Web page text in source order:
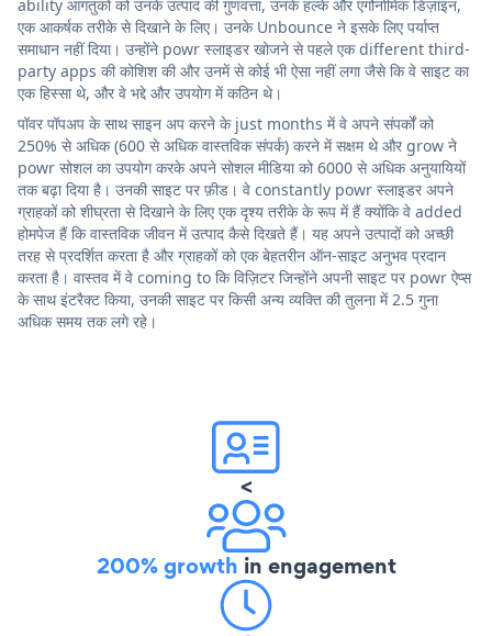
ability आगंतुकों को उनके उत्पाद की गुणवत्ता, उनके हल्के और एर्गोनोमिक डिज़ाइन,
एक आकर्षक तरीके से दिखाने के लिए। उनके Unbounce ने इसके लिए पर्याप्त
समाधान नहीं दिया। उन्होंने powr स्लाइडर खोजने से पहले एक different third-
party apps की कोशिश की और उनमें से कोई भी ऐसा नहीं लगा जैसे कि वे साइट का
एक हिस्सा थे, और वे भद्दे और उपयोग में कठिन थे।
पॉवर पॉपअप के साथ साइन अप करने के just months में वे अपने संपर्कों को
250% से अधिक (600 से अधिक वास्तविक संपर्क) करने में सक्षम थे और grow ने
powr सोशल का उपयोग करके अपने सोशल मीडिया को 6000 से अधिक अनुयायियों
तक बढ़ा दिया है। उनकी साइट पर फ़ीड। वे constantly powr स्लाइडर अपने
ग्राहकों को शीघ्रता से दिखाने के लिए एक दृश्य तरीके के रूप में हैं क्योंकि वे added
होमपेज हैं कि वास्तविक जीवन में उत्पाद कैसे दिखते हैं। यह अपने उत्पादों को अच्छी
तरह से प्रदर्शित करता है और ग्राहकों को एक बेहतरीन ऑन-साइट अनुभव प्रदान
करता है। वास्तव में वे coming to कि विज़िटर जिन्होंने अपनी साइट पर powr ऐप्स
के साथ इंटरैक्ट किया, उनकी साइट पर किसी अन्य व्यक्ति की तुलना में 2.5 गुना
अधिक समय तक लगे रहे।
<
200% growth in engagement